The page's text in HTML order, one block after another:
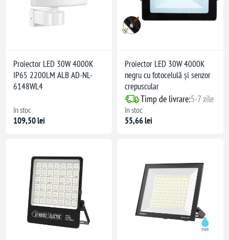
Proiector LED 30W 4000K
IP65 2200LM ALB AD-NL-
6148WL4
în stoc
109,50 lei
Proiector LED 30W 4000K
negru cu fotocelulă și senzor
crepuscular
Timp de livrare:5-7 zile
în stoc
55,66 lei